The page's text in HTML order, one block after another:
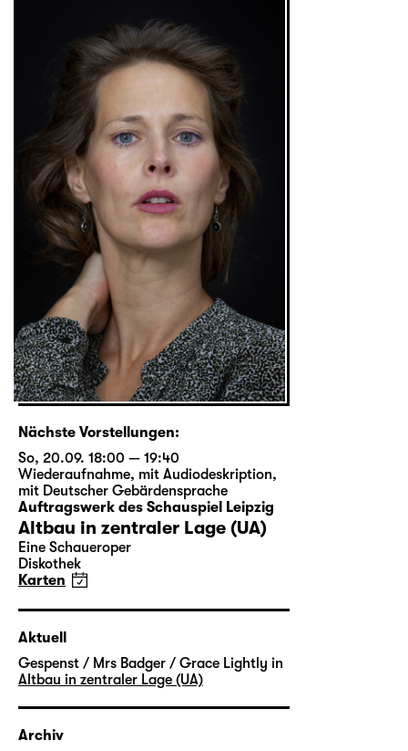
Nächste Vorstellungen:
So, 20.09. 18:00 — 19:40
Wiederaufnahme, mit Audiodeskription,
mit Deutscher Gebärdensprache
Auftragswerk des Schauspiel Leipzig
Altbau in zentraler Lage (UA)
Eine Schaueroper
Diskothek
Karten
Aktuell
Gespenst / Mrs Badger / Grace Lightly in
Altbau in zentraler Lage (UA)
Archiv